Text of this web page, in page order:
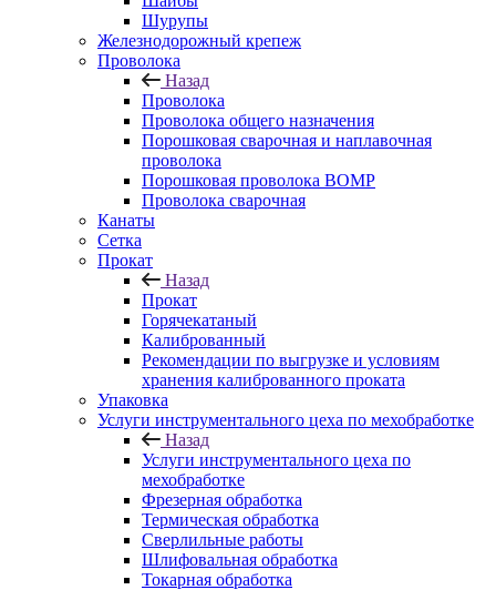
Шурупы
Железнодорожный крепеж
Проволока
Назад
Проволока
Проволока общего назначения
Порошковая сварочная и наплавочная
проволока
Порошковая проволока ВОМР
Проволока сварочная
Канаты
Сетка
Прокат
Назад
Прокат
Горячекатаный
Калиброванный
Рекомендации по выгрузке и условиям
хранения калиброванного проката
Упаковка
Услуги инструментального цеха по мехобработке
Назад
Услуги инструментального цеха по
мехобработке
Фрезерная обработка
Термическая обработка
Сверлильные работы
Шлифовальная обработка
Токарная обработка